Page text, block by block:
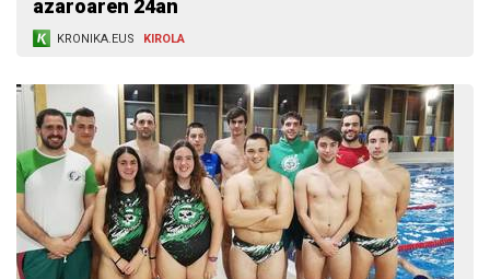
azaroaren 24an
KRONIKA.EUS KIROLA